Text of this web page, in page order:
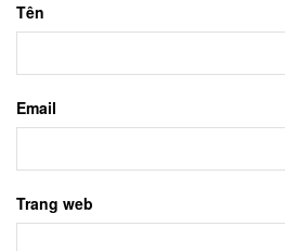
Tên
Email
Trang web